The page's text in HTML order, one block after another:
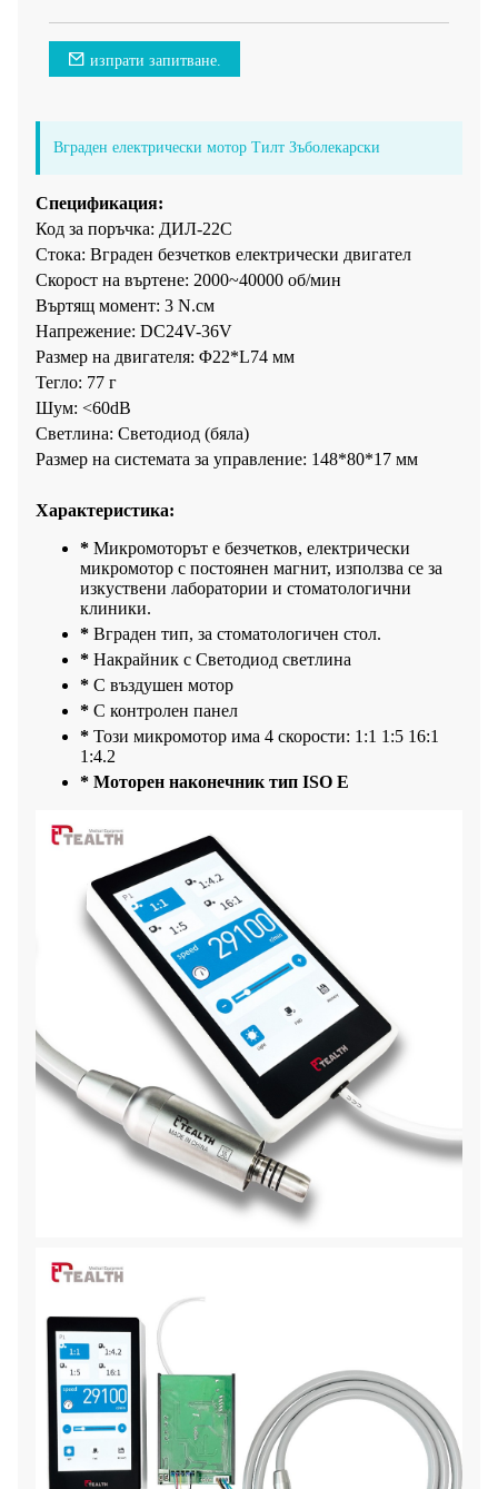
изпрати запитване.
Вграден електрически мотор Тилт Зъболекарски
Спецификация:
Код за поръчка: ДИЛ-22C
Стока: Вграден безчетков електрически двигател
Скорост на въртене: 2000~40000 об/мин
Въртящ момент: 3 N.см
Напрежение: DC24V-36V
Размер на двигателя: Φ22*L74 мм
Тегло: 77 г
Шум: <60dB
Светлина: Светодиод (бяла)
Размер на системата за управление: 148*80*17 мм
Характеристика:
* Микромоторът е безчетков, електрически
микромотор с постоянен магнит, използва се за
изкуствени лаборатории и стоматологични
клиники.
* Вграден тип, за стоматологичен стол.
* Накрайник с Светодиод светлина
* С въздушен мотор
* С контролен панел
* Този микромотор има 4 скорости: 1:1 1:5 16:1
1:4.2
* Моторен наконечник тип ISO E